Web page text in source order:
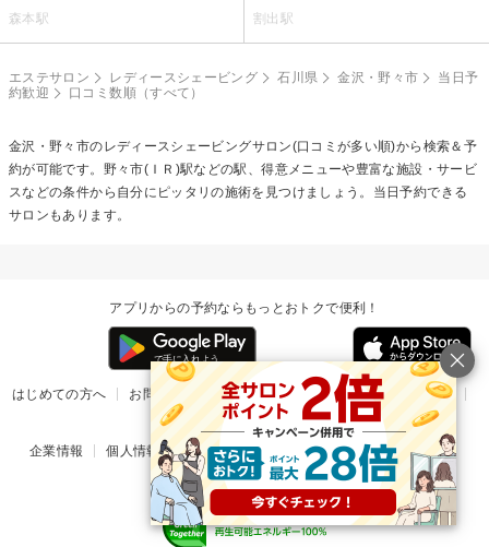
森本駅 割出駅
エステサロン レディースシェービング 石川県 金沢・野々市
当日予
約歓迎
口コミ数順（すべて）
金沢・野々市のレディースシェービングサロン(口コミが多い順)から検索＆予
約が可能です。野々市(ＩＲ)駅などの駅、得意メニューや豊富な施設・サービ
スなどの条件から自分にピッタリの施術を見つけましょう。当日予約できる
サロンもあります。
アプリからの予約ならもっとおトクで便利！
はじめての方へ お問い合わせ ヘルプ リリース情報
利用規約
掲載ご希望のサロン様
企業情報 個人情報保護方針 楽天のサービス一覧 アプリ一覧
© Rakuten Group, Inc.